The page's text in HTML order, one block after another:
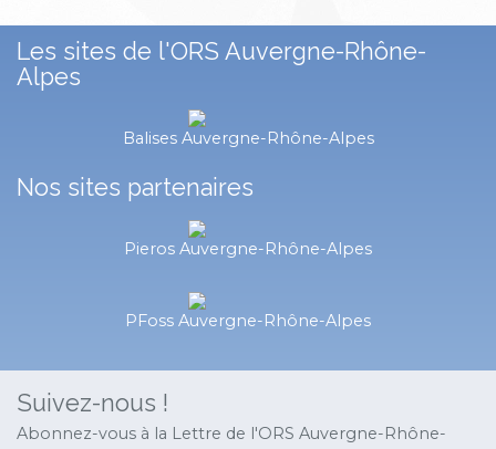
Les sites de l'ORS Auvergne-Rhône-
Alpes
Balises Auvergne-Rhône-Alpes
Nos sites partenaires
Pieros Auvergne-Rhône-Alpes
PFoss Auvergne-Rhône-Alpes
Suivez-nous !
Abonnez-vous à la Lettre de l'ORS Auvergne-Rhône-